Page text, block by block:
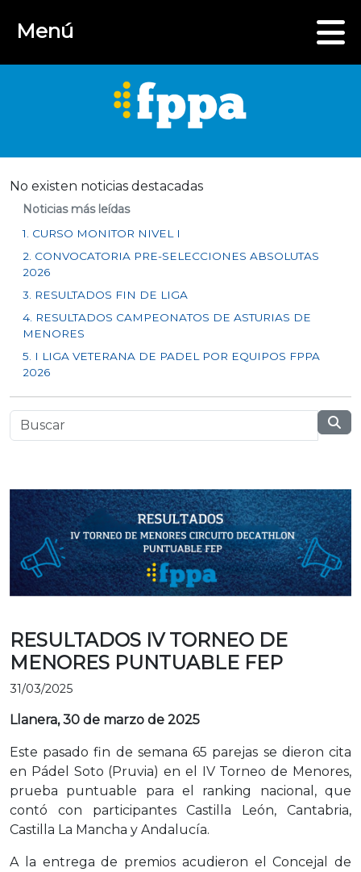
Menú
No existen noticias destacadas
Noticias más leídas
1. CURSO MONITOR NIVEL I
2. CONVOCATORIA PRE-SELECCIONES ABSOLUTAS
2026
3. RESULTADOS FIN DE LIGA
4. RESULTADOS CAMPEONATOS DE ASTURIAS DE
MENORES
5. I LIGA VETERANA DE PADEL POR EQUIPOS FPPA
2026
RESULTADOS IV TORNEO DE
MENORES PUNTUABLE FEP
31/03/2025
Llanera, 30 de marzo de 2025
Este pasado fin de semana 65 parejas se dieron cita
en Pádel Soto (Pruvia) en el IV Torneo de Menores,
prueba puntuable para el ranking nacional, que
contó con participantes Castilla León, Cantabria,
Castilla La Mancha y Andalucía.
A la entrega de premios acudieron el Concejal de